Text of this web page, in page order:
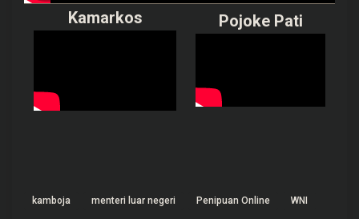
Kamarkos Pojoke Pati
kamboja menteri luar negeri Penipuan Online WNI